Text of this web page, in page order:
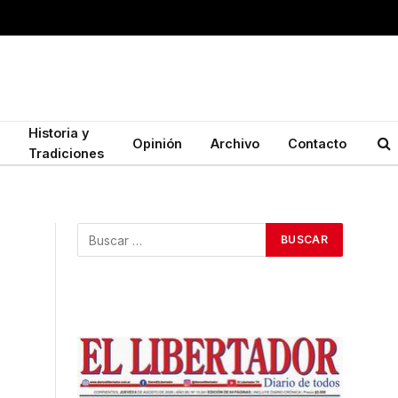
Historia y
Tradiciones
Opinión Archivo Contacto